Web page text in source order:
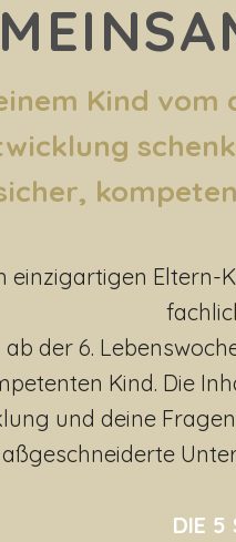
Kind
Eltern-
der 6.
Kind. Die
und deine
DIE 5